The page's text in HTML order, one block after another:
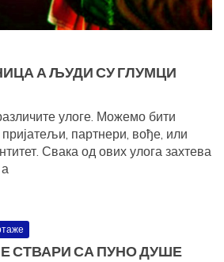
А ЉУДИ СУ ГЛУМЦИ
улоге. Можемо бити
партнери, вође, или
Свака од ових улога захтева
СТВАРИ СА ПУНО ДУШЕ